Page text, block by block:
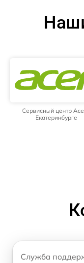
Сервисный центр
Екатеринбурге
Служба